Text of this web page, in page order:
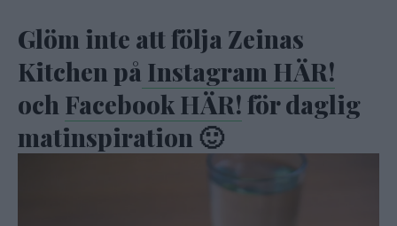
Glöm inte att följa Zeinas
Kitchen på Instagram HÄR!
och Facebook HÄR!för daglig
matinspiration 🙂